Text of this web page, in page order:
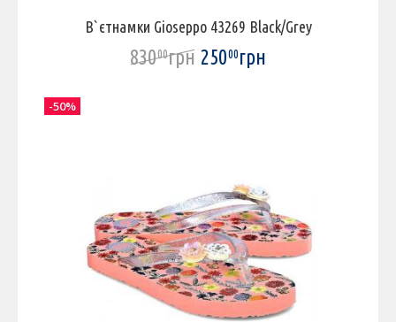
В`єтнамки Gioseppo 43269 Black/Grey
83000грн 25000грн
-50%